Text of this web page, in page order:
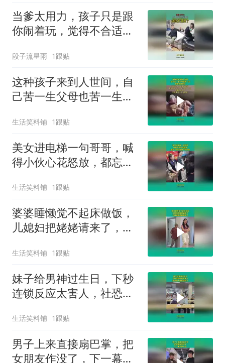
当爹太用力，孩子只是跟
你闹着玩，觉得不合适就
段子流星雨 1跟贴
这种孩子来到人世间，自
己苦一生父母也苦一生，
生活笑料铺 1跟贴
美女进电梯一句哥哥，喊
得小伙心花怒放，都忘了
生活笑料铺 1跟贴
婆婆睡懒觉不起床做饭，
儿媳妇把姥姥请来了，下
生活笑料铺 1跟贴
妹子给男神过生日，下秒
连锁反应太害人，社恐的
生活笑料铺 1跟贴
男子上来直接扇巴掌，把
女朋友作没了，下一幕大